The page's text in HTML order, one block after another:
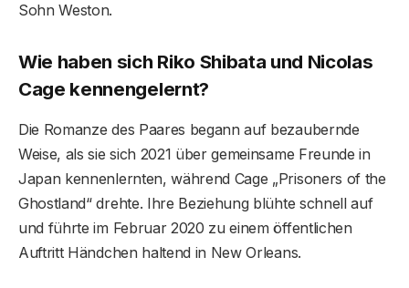
Sohn Weston.
Wie haben sich Riko Shibata und Nicolas
Cage kennengelernt?
Die Romanze des Paares begann auf bezaubernde
Weise, als sie sich 2021 über gemeinsame Freunde in
Japan kennenlernten, während Cage „Prisoners of the
Ghostland“ drehte. Ihre Beziehung blühte schnell auf
und führte im Februar 2020 zu einem öffentlichen
Auftritt Händchen haltend in New Orleans.